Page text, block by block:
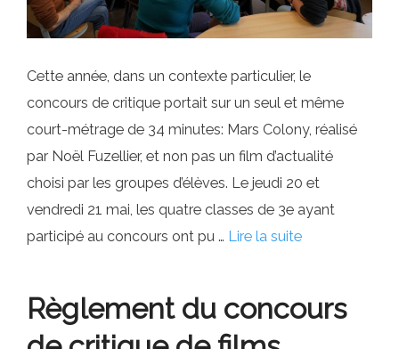
Cette année, dans un contexte particulier, le
concours de critique portait sur un seul et même
court-métrage de 34 minutes: Mars Colony, réalisé
par Noël Fuzellier, et non pas un film d’actualité
choisi par les groupes d’élèves. Le jeudi 20 et
vendredi 21 mai, les quatre classes de 3e ayant
participé au concours ont pu … Lire la suite
Règlement du concours